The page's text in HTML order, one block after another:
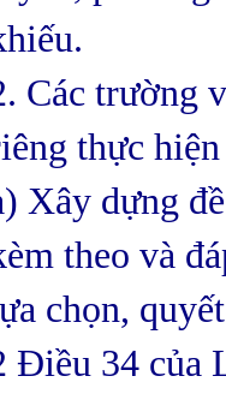
Các trường
thực
Xây dựng
theo và
chọn,
Điều 34 của